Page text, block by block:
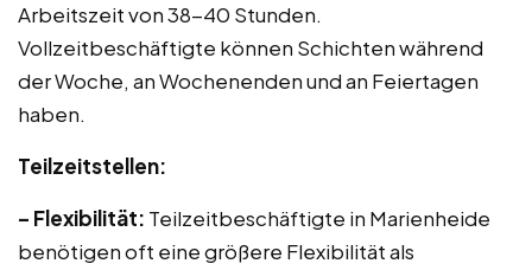
Arbeitszeit von 38-40 Stunden.
Vollzeitbeschäftigte können Schichten während
der Woche, an Wochenenden und an Feiertagen
haben.
Teilzeitstellen:
– Flexibilität: Teilzeitbeschäftigte in Marienheide
benötigen oft eine größere Flexibilität als